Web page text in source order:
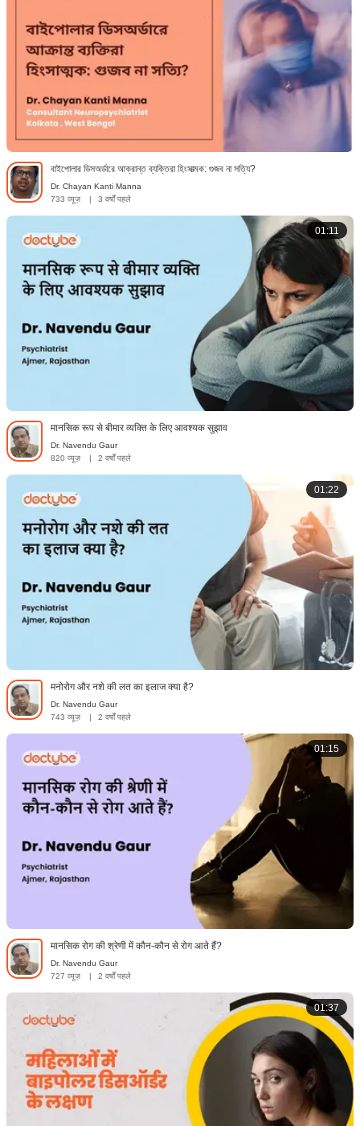
বাইপোলার ডিসঅর্ডারে আক্রান্ত ব্যক্তিরা হিংসাত্মক: গুজব না সত্যি?
Dr. Chayan Kanti Manna
733 व्यूज़
3 वर्षों पहले
01:11
मानसिक रूप से बीमार व्यक्ति के लिए आवश्यक सुझाव
Dr. Navendu Gaur
820 व्यूज़
2 वर्षों पहले
01:22
मनोरोग और नशे की लत का इलाज क्या है?
Dr. Navendu Gaur
743 व्यूज़
2 वर्षों पहले
01:15
मानसिक रोग की श्रेणी में कौन-कौन से रोग आते हैं?
Dr. Navendu Gaur
727 व्यूज़
| 2 वर्षों पहले
01:37